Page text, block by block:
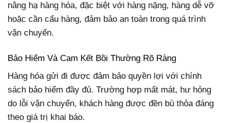
nâng hạ hàng hóa, đặc biệt với hàng nặng, hàng dễ vỡ
hoặc cần cẩu hàng, đảm bảo an toàn trong quá trình
vận chuyển.
Bảo Hiểm Và Cam Kết Bồi Thường Rõ Ràng
Hàng hóa gửi đi được đảm bảo quyền lợi với chính
sách bảo hiểm đầy đủ. Trường hợp mất mát, hư hỏng
do lỗi vận chuyển, khách hàng được đền bù thỏa đáng
theo giá trị khai báo.